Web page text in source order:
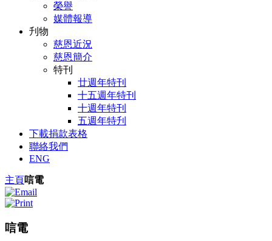
榮譽
媒體報導
刋物
慈恩近況
慈恩簡介
特刊
廿週年特刊
十五週年特刊
十週年特刊
五週年特刋
下載捐款表格
聯絡我們
ENG
主頁唁電
唁電